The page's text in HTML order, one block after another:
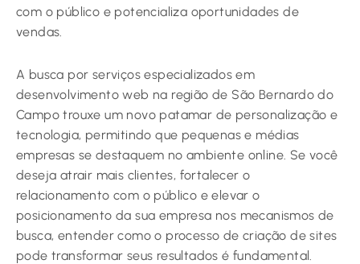
com o público e potencializa oportunidades de
vendas.
A busca por serviços especializados em
desenvolvimento web na região de São Bernardo do
Campo trouxe um novo patamar de personalização e
tecnologia, permitindo que pequenas e médias
empresas se destaquem no ambiente online. Se você
deseja atrair mais clientes, fortalecer o
relacionamento com o público e elevar o
posicionamento da sua empresa nos mecanismos de
busca, entender como o processo de criação de sites
pode transformar seus resultados é fundamental.